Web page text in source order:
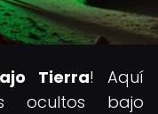
Tierra! Aquí
ocultos bajo